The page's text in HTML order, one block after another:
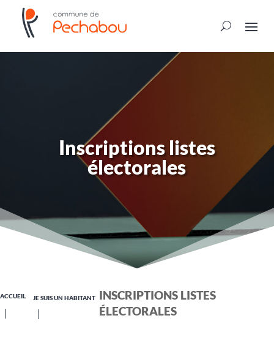
Inscriptions listes
électorales
ACCUEIL JE SUIS UN HABITANT
INSCRIPTIONS LISTES
ÉLECTORALES